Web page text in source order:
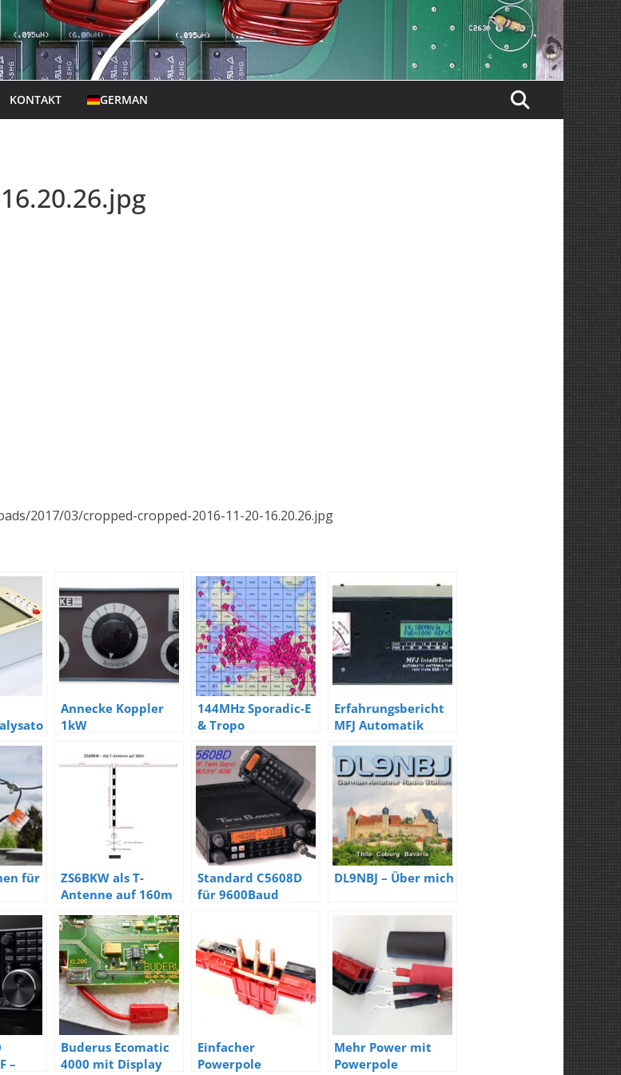
KONTAKT GERMAN
2017/03/cropped-cropped-2016-11-20-16.20.26.jpg
Annecke Koppler
1kW
144MHz Sporadic-E
& Tropo
Erfahrungsbericht
MFJ Automatik
Tuner
für
ZS6BKW als T-
Antenne auf 160m
Standard C5608D
für 9600Baud
DL9NBJ – Über mich
–
Buderus Ecomatic
4000 mit Display
Einfacher
Powerpole
Mehr Power mit
Powerpole